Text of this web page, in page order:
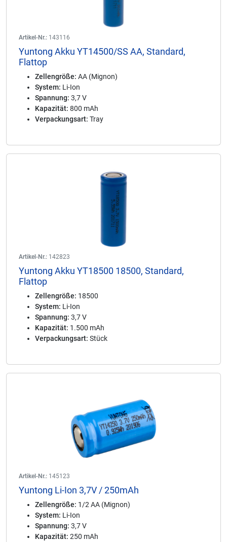
Artikel-Nr.: 143116
Yuntong Akku YT14500/SS AA, Standard,
Flattop
Zellengröße: AA (Mignon)
System: Li-Ion
Spannung: 3,7 V
Kapazität: 800 mAh
Verpackungsart: Tray
Artikel-Nr.: 142823
Yuntong Akku YT18500 18500, Standard,
Flattop
Zellengröße: 18500
System: Li-Ion
Spannung: 3,7 V
Kapazität: 1.500 mAh
Verpackungsart: Stück
Artikel-Nr.: 145123
Yuntong Li-Ion 3,7V / 250mAh
Zellengröße: 1/2 AA (Mignon)
System: Li-Ion
Spannung: 3,7 V
Kapazität: 250 mAh